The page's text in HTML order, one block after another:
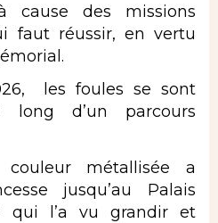
des missions
faut réussir, en vertu
les foules se sont
long d’un parcours
métallisée a
jusqu’au Palais
qui l’a vu grandir et